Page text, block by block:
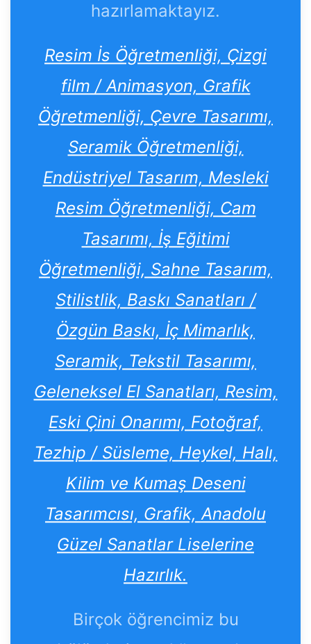
hazırlamaktayız.
Resim İs Öğretmenliği, Çizgi
film / Animasyon, Grafik
Öğretmenliği, Çevre Tasarımı,
Seramik Öğretmenliği,
Endüstriyel Tasarım, Mesleki
Resim Öğretmenliği, Cam
Tasarımı, İş Eğitimi
Öğretmenliği, Sahne Tasarım,
Stilistlik, Baskı Sanatları /
Özgün Baskı, İç Mimarlık,
Seramik, Tekstil Tasarımı,
Geleneksel El Sanatları, Resim,
Eski Çini Onarımı, Fotoğraf,
Tezhip / Süsleme, Heykel, Halı,
Kilim ve Kumaş Deseni
Tasarımcısı, Grafik, Anadolu
Güzel Sanatlar Liselerine
Hazırlık.
Birçok öğrencimiz bu